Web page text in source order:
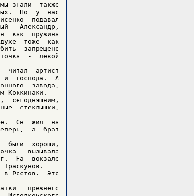
знали  также
Но  у  нас
подавал
Александр,
как  пружина
тоже  как
запрещено
-  левой
читал  артист
и  господа.  А
завода,
Коккинаки.
сегодняшним,
стеклышки,
Он  жил  на
а  брат
были  хороши,
вызывала
На  вокзале
Траскунов.
в Ростов.  Это
прежнего